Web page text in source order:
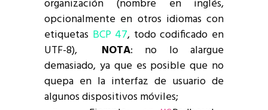
organización (nombre en inglés,
opcionalmente en otros idiomas con
etiquetas BCP 47, todo codificado en
UTF-8), NOTA: no lo alargue
demasiado, ya que es posible que no
quepa en la interfaz de usuario de
algunos dispositivos móviles;